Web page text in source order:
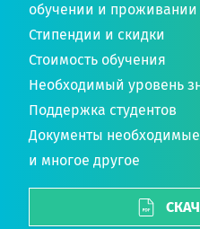
обучении и
Стипендии и скидки
Стоимость обучения
Необходимый уровень
Поддержка студентов
Документы
и многое другое